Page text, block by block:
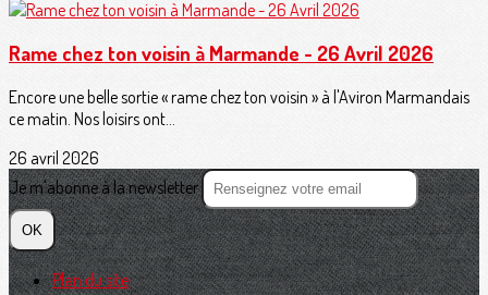
Rame chez ton voisin à Marmande - 26 Avril 2026
Encore une belle sortie « rame chez ton voisin » à l'Aviron Marmandais
ce matin. Nos loisirs ont...
26 avril 2026
Je m'abonne à la newsletter
OK
Plan du site